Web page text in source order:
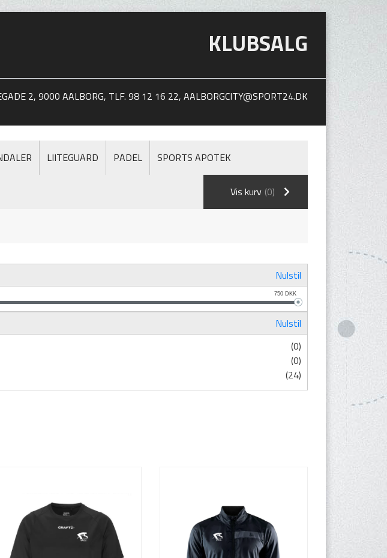
KLUBSALG
2, 9000 AALBORG, TLF. 98 12 16 22, AALBORGCITY@SPORT24.DK
LIITEGUARD PADEL SPORTS APOTEK
Vis kurv (0)
Nulstil
750 DKK
Nulstil
(0)
(0)
(24)